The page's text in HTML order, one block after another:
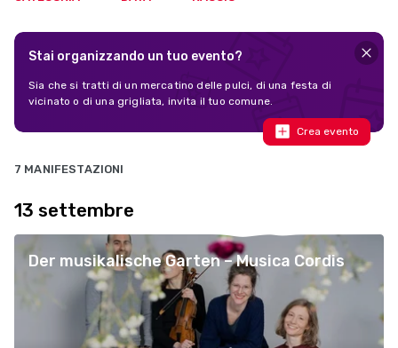
Stai organizzando un tuo evento?
Sia che si tratti di un mercatino delle pulci, di una festa di
vicinato o di una grigliata, invita il tuo comune.
Crea evento
7 MANIFESTAZIONI
13 settembre
Der musikalische Garten – Musica Cordis